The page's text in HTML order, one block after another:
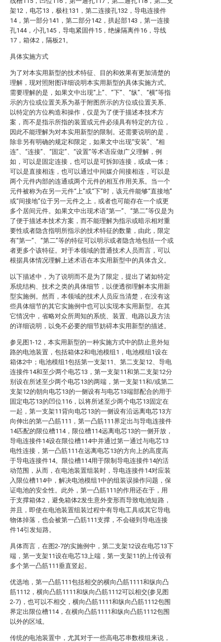
架12，电芯13，极柱131，第二连接孔132，导电连接件
14，第一部分141，第二部分142，拱起部143，第一连接
孔144，小孔145，导电紧固件15，绝缘隔离件16，导线
17，箱体2，隔板21。
具体实施方式
为了对本实用新型的技术特征、目的和效果有更加清楚的
理解，现对照附图详细说明本实用新型的具体实施方式。
需要理解的是，如果文中出现“上”、“下”、“纵”、“横”等指
示的方位或位置关系为基于附图所示的方位或位置关系、
以特定的方位构造和操作，仅是为了便于描述本技术方
案，而不是指示所指的装置或元件必须具有特定的方位，
因此不能理解为对本实用新型的限制。还需要说明的是，
除非另有明确的规定和限定，如果文中出现“安装”、“相
连”、“连接”、“固定”、“设置”等术语应做广义理解，例
如，可以是固定连接，也可以是可拆卸连接，或成一体；
可以是直接相连，也可以通过中间媒介间接相连，可以是
两个元件内部的连通或两个元件的相互作用关系。当一个
元件被称为在另一元件“上”或“下”时，该元件能够“直接地”
或“间接地”位于另一元件之上，或者也可能存在一个或更
多个居间元件。如果文中出现术语“第一”、“第二”等仅是为
了便于描述本技术方案，而不能理解为指示或暗示相对重
要性或者隐含指明所指示的技术特征的数量，由此，限定
有“第一”、“第二”等的特征可以明示或者隐含地包括一个或
者更多个该特征。对于本领域的普通技术人员而言，可以
根据具体情况理解上述术语在本实用新型中的具体含义。
以下描述中，为了说明而不是为了限定，提出了诸如特定
系统结构、技术之类的具体细节，以便透彻理解本实用新
型实施例。然而，本领域的技术人员应当清楚，在没有这
些具体细节的其它实施例中也可以实现本实用新型。在其
它情况中，省略对众所周知的系统、装置、电路以及方法
的详细说明，以免不必要的细节妨碍本实用新型的描述。
参见图1-12，本实用新型的一种实施方式中的防止意外短
路的电池装置，包括箱体2和电池模组1，电池模组1设在
箱体2中；电池模组1包括第一支架11、第二支架12、导电
连接件14和至少两个电芯13，第一支架11和第二支架12分
别设在所述至少两个电芯13的两端，第一支架11和/或第二
支架12的朝向电芯13的一侧设有与电芯13端部配合的用于
固定电芯13的凹位116，以将所述至少两个电芯13固定在
一起，第一支架11背向电芯13的一侧设有沿远离电芯13方
向伸出的第一凸筋111，第一凸筋111界定出与导电连接件
14匹配的限位槽114，限位槽114远离电芯13的一侧开放，
导电连接件14设在限位槽114中并通过第一通过与电芯13
电性连接，第一凸筋111在远离电芯13的方向上的高度高
于导电连接件14。限位槽114用于限制导电连接件14的活
动范围，从而，在电池装置组装时，导电连接件14对应装
入限位槽114中，解决电池模组1中的组装误操作问题，保
证电池的安全性。此外，第一凸筋111的作用还在于，用
于支撑箱体2，避免箱体2发生意外变形而导致电池短路，
并且，即使在电池装置组装过程中有导电工具或其它导电
物体掉落，也会被第一凸筋111支撑，不会碰到导电连接
件14引发短路。
具体而言，在图2-7的实施例中，第二支架12设在电芯13下
端，第一支架11设在电芯13上端，第一支架11的上传设有
多个第一凸筋111垂直竖起。
优选地，第一凸筋111包括相交的横向凸筋1111和纵向凸
筋1112，横向凸筋1111和纵向凸筋1112可以相交(参见图
2-7)，也可以不相交，横向凸筋1111和纵向凸筋1112包围
界定出限位槽114，在横向凸筋1111和纵向凸筋1112包围
以外的区域。
传统的电池装置中，尤其对于一些高电芯串数模组来说，